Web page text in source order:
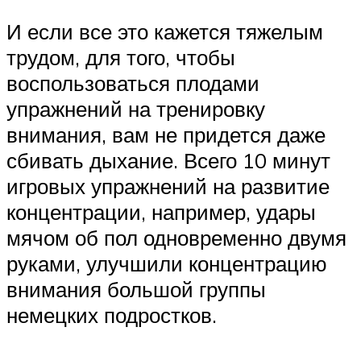
И если все это кажется тяжелым
трудом, для того, чтобы
воспользоваться плодами
упражнений на тренировку
внимания, вам не придется даже
сбивать дыхание. Всего 10 минут
игровых упражнений на развитие
концентрации, например, удары
мячом об пол одновременно двумя
руками, улучшили концентрацию
внимания большой группы
немецких подростков.